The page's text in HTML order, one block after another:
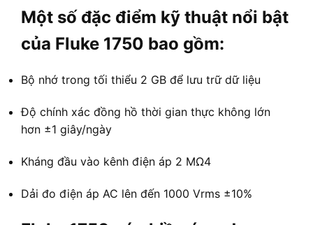
Một số đặc điểm kỹ thuật nổi bật
của Fluke 1750 bao gồm:
Bộ nhớ trong tối thiểu 2 GB để lưu trữ dữ liệu
Độ chính xác đồng hồ thời gian thực không lớn
hơn ±1 giây/ngày
Kháng đầu vào kênh điện áp 2 MΩ4
Dải đo điện áp AC lên đến 1000 Vrms ±10%